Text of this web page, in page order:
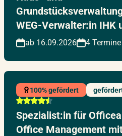
WEG-Verwalter:in IHK
ab 16.09.2026 4 Termine
100% gefördert
Spezialist:in für
Office Management